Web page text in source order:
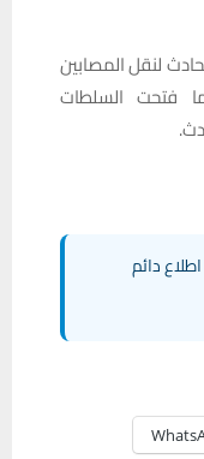
لنقل المصابين
فتحت السلطات
دائم